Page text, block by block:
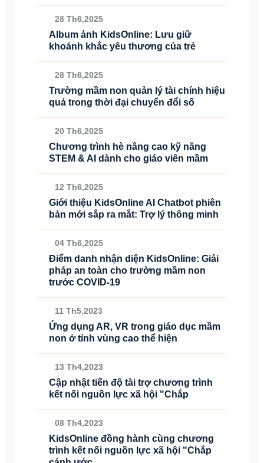
28 Th6,2025
Album ảnh KidsOnline: Lưu giữ
khoảnh khắc yêu thương của trẻ
28 Th6,2025
Trường mầm non quản lý tài chính hiệu
quả trong thời đại chuyển đổi số
20 Th6,2025
Chương trình hè nâng cao kỹ năng
STEM & AI dành cho giáo viên mầm
12 Th6,2025
Giới thiệu KidsOnline AI Chatbot phiên
bản mới sắp ra mắt: Trợ lý thông minh
04 Th6,2025
Điểm danh nhận diện KidsOnline: Giải
pháp an toàn cho trường mầm non
trước COVID-19
11 Th5,2023
Ứng dụng AR, VR trong giáo dục mầm
non ở tỉnh vùng cao thể hiện
13 Th4,2023
Cập nhật tiến độ tài trợ chương trình
kết nối nguồn lực xã hội "Chắp
08 Th4,2023
KidsOnline đồng hành cùng chương
trình kết nối nguồn lực xã hội "Chắp